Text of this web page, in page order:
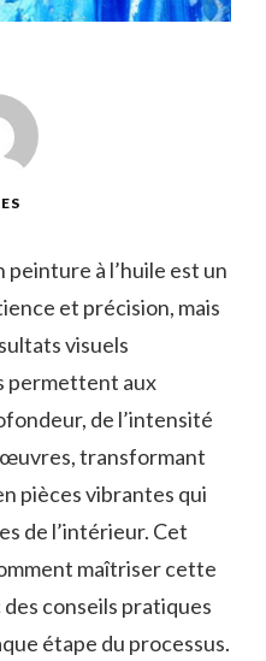
peinture à l’huile est un
et précision, mais
visuels
permettent aux
de l’intensité
œuvres, transformant
pièces vibrantes qui
de l’intérieur. Cet
maîtriser cette
conseils pratiques
étape du processus.